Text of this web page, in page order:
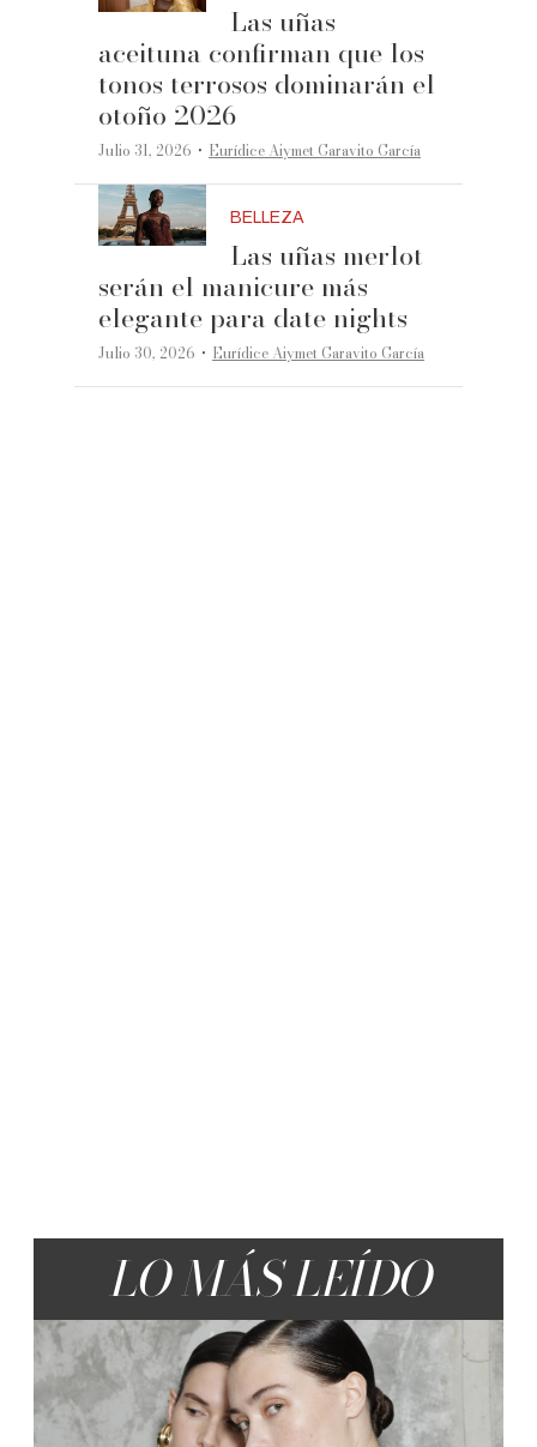
Las uñas
aceituna confirman que los
tonos terrosos dominarán el
otoño 2026
Julio 31, 2026 ·Eurídice Aiymet Garavito García
BELLEZA
Las uñas merlot
serán el manicure más
elegante para date nights
Julio 30, 2026 ·Eurídice Aiymet Garavito García
LO MÁS LEÍDO